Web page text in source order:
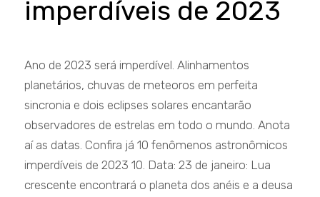
imperdíveis de 2023
Ano de 2023 será imperdível. Alinhamentos
planetários, chuvas de meteoros em perfeita
sincronia e dois eclipses solares encantarão
observadores de estrelas em todo o mundo. Anota
aí as datas. Confira já 10 fenômenos astronômicos
imperdíveis de 2023 10. Data: 23 de janeiro: Lua
crescente encontrará o planeta dos anéis e a deusa